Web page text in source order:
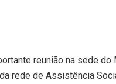
reunião na sede
rede de Assistência